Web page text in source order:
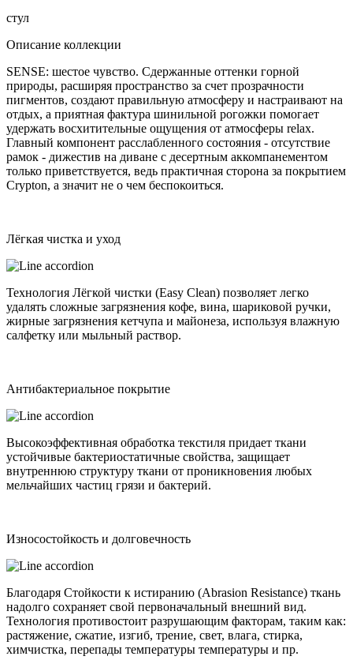
стул
Описание коллекции
SENSE: шестое чувство. Сдержанные оттенки горной
природы, расширяя пространство за счет прозрачности
пигментов, создают правильную атмосферу и настраивают на
отдых, а приятная фактура шинильной рогожки помогает
удержать восхитительные ощущения от атмосферы relax.
Главный компонент расслабленного состояния - отсутствие
рамок - дижестив на диване с десертным аккомпанементом
только приветствуется, ведь практичная сторона за покрытием
Crypton, а значит не о чем беспокоиться.
Лёгкая чистка и уход
Технология Лёгкой чистки (Easy Clean) позволяет легко
удалять сложные загрязнения кофе, вина, шариковой ручки,
жирные загрязнения кетчупа и майонеза, используя влажную
салфетку или мыльный раствор.
Антибактериальное покрытие
Высокоэффективная обработка текстиля придает ткани
устойчивые бактериостатичные свойства, защищает
внутреннюю структуру ткани от проникновения любых
мельчайших частиц грязи и бактерий.
Износостойкость и долговечность
Благодаря Стойкости к истиранию (Abrasion Resistance) ткань
надолго сохраняет свой первоначальный внешний вид.
Технология противостоит разрушающим факторам, таким как:
растяжение, сжатие, изгиб, трение, свет, влага, стирка,
химчистка, перепады температуры температуры и пр.